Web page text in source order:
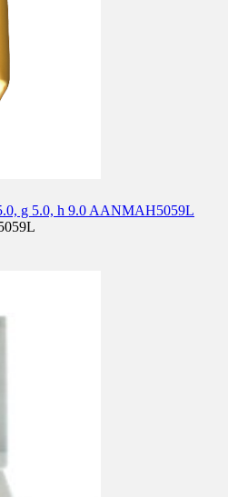
g 5.0, h 9.0 AANMAH5059L